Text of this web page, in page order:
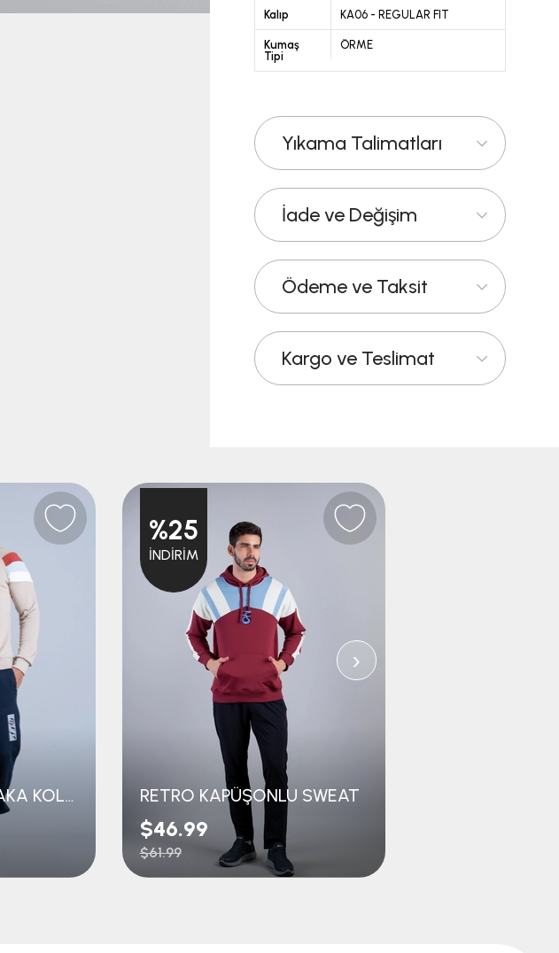
Kalıp KA06 - REGULAR FIT
Kumaş
Tipi
ÖRME
Yıkama Talimatları
İade ve Değişim
Ödeme ve Taksit
Kargo ve Teslimat
SWEAT BİSİKLET YAKA KOLLARI ÇİZGİLİ RETRO KAPÜŞONLU SWEAT
$46.99
$61.99
%25
İNDIRIM
›